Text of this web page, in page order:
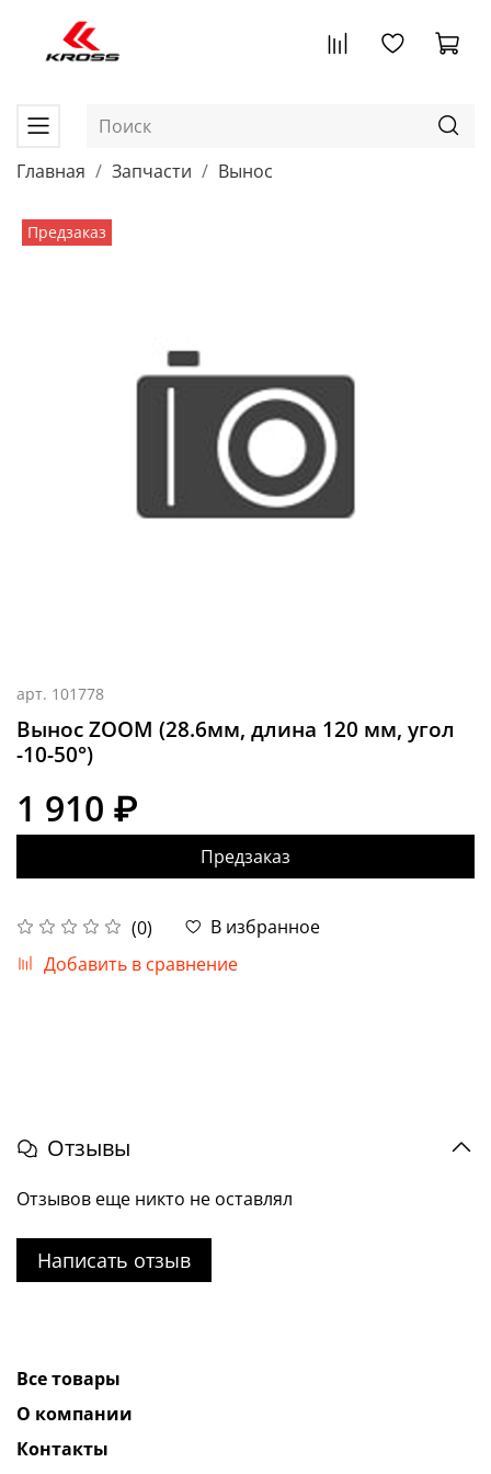
Главная Запчасти Вынос
Предзаказ
арт. 101778
Вынос ZOOM (28.6мм, длина 120 мм, угол
-10-50°)
(0)
В избранное
Добавить в сравнение
1 910 ₽
Предзаказ
Отзывы
Отзывов еще никто не оставлял
Написать отзыв
Все товары
О компании
Контакты